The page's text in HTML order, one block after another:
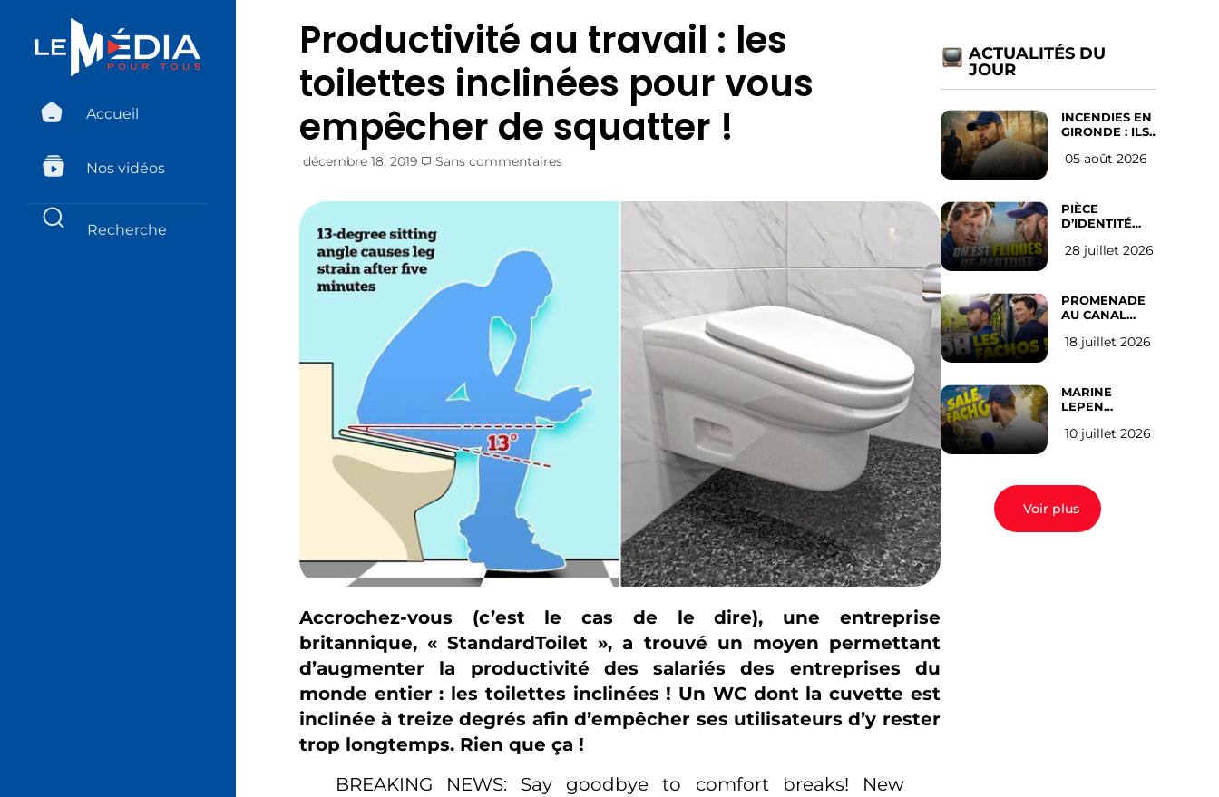
Accueil
Nos vidéos
Productivité au travail : les
toilettes inclinées pour vous
empêcher de squatter !
décembre 18, 2019 Sans commentaires
Accrochez-vous (c’est le cas de le dire), une entreprise
britannique, « StandardToilet », a trouvé un moyen permettant
d’augmenter la productivité des salariés des entreprises du
monde entier : les toilettes inclinées ! Un WC dont la cuvette est
inclinée à treize degrés afin d’empêcher ses utilisateurs d’y rester
trop longtemps. Rien que ça !
BREAKING NEWS: Say goodbye to comfort breaks! New
ACTUALITÉS DU
JOUR
INCENDIES EN
GIRONDE : ILS
D’ABANDONNER
05 août 2026
PIÈCE
D’IDENTITÉ
SUR LES
l’avis des
Français
28 juillet 2026
PROMENADE
AU CANAL
(les gauchistes
18 juillet 2026
MARINE
LEPEN
EN 2027 : l’avis
10 juillet 2026
Voir plus